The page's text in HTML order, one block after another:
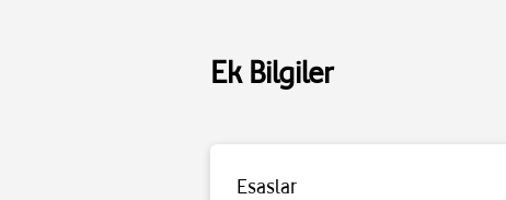
Ek Bilgiler
Esaslar